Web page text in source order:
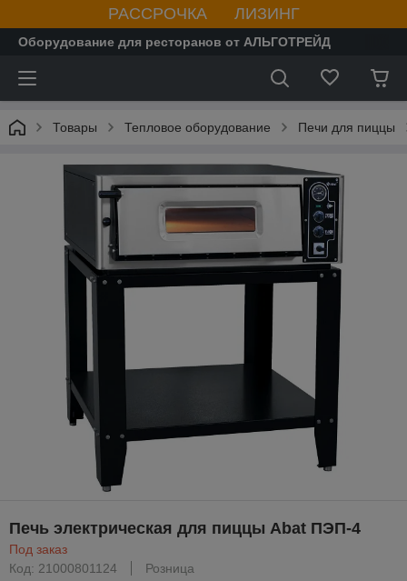
РАССРОЧКА ЛИЗИНГ
Оборудование для ресторанов от АЛЬГОТРЕЙД
Товары Тепловое оборудование Печи для пиццы
Печь электрическая для пиццы Abat ПЭП-4
Под заказ
Код: 21000801124
Розница